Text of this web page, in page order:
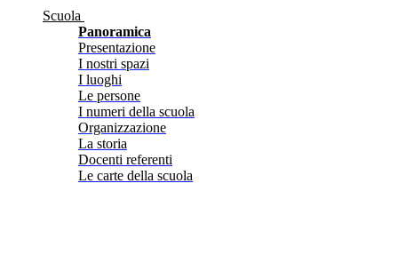
Scuola
Panoramica
Presentazione
I nostri spazi
I luoghi
Le persone
I numeri della scuola
Organizzazione
La storia
Docenti referenti
Le carte della scuola